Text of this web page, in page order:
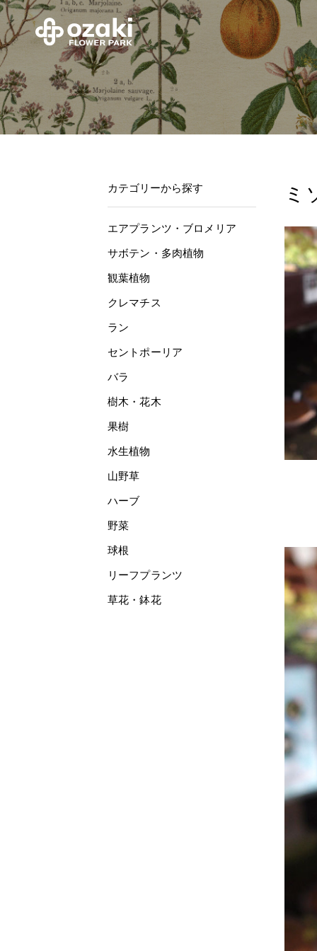
ミ
カテゴリーから探す
エアプランツ・ブロメリア
サボテン・多肉植物
観葉植物
クレマチス
ラン
セントポーリア
バラ
樹木・花木
果樹
水生植物
山野草
ハーブ
野菜
球根
リーフプランツ
草花・鉢花